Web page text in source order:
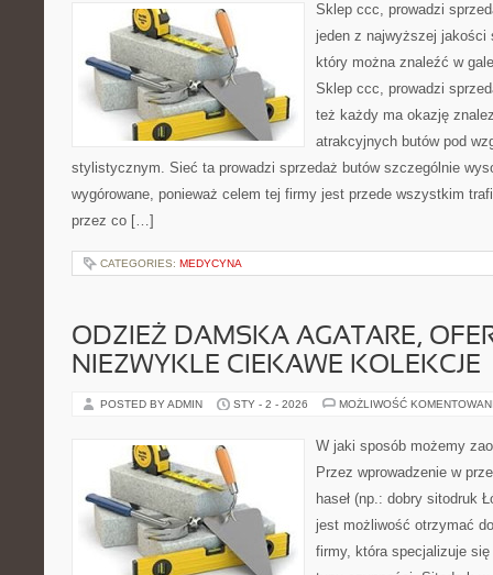
Sklep ccc, prowadzi
jeden z najwyższej jakości
który można znaleźć w
Sklep ccc, prowadzi
też każdy ma okazję
atrakcyjnych butów pod
stylistycznym. Sieć ta prowadzi sprzedaż butów szczególnie
wygórowane, ponieważ celem tej firmy jest przede wszystkim
przez co […]
CATEGORIES: MEDYCYNA
ODZIEŻ DAMSKA AGATARE,
NIEZWYKLE CIEKAWE KOLEKCJE
POSTED BY ADMIN STY - 2 - 2026 MOŻLIWOŚĆ
W jaki sposób możemy
Przez wprowadzenie w
haseł (np.: dobry sitodruk
jest możliwość otrzymać
firmy, która specjalizuje